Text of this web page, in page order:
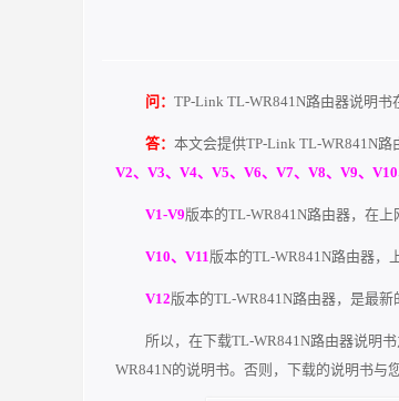
问：TP-Link TL-WR841N路由器说明书
答：本文会提供TP-Link TL-WR841N
V2、V3、V4、V5、V6、V7、V8、V9、
V1-V9版本的TL-WR841N路由器，在
V10、V11版本的TL-WR841N路由器，
V12版本的TL-WR841N路由器，是最
所以，在下载TL-WR841N路由器说明
WR841N的说明书。否则，下载的说明书与